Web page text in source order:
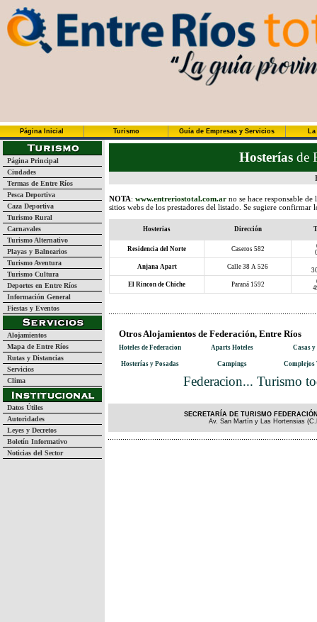
Página Inicial Turismo Guía de Empresas y Servicios
Página Principal
Ciudades
Termas de Entre Ríos
Pesca Deportiva
Caza Deportiva
Turismo Rural
Carnavales
Turismo Alternativo
Playas y Balnearios
Turismo Aventura
Turismo Cultura
Deportes en Entre Ríos
Información General
Fiestas y Eventos
Alojamientos
Mapa de Entre Ríos
Rutas y Distancias
Servicios
Clima
Datos Útiles
Autoridades
Leyes y Decretos
Boletín Informativo
Noticias del Sector
Hosterías de
NOTA: www.entreriostotal.com.ar no se hace responsable
sitios webs de los prestadores del listado. Se sugiere confirmar
Hosterias Dirección
Residencia del Norte Caseros 582
Anjana Apart
Calle 38 A 526
El Rincon de Chiche
Paraná 1592
Otros Alojamientos de Federación, Entre Ríos
Hoteles de Federacion Aparts Hoteles Casas y
Hosterías y Posadas Campings Complejos
Federacion... Turismo
SECRETARÍA DE TURISMO
Av. San Martín y Las Hortensias